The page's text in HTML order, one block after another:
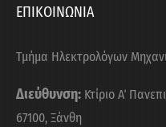
ΕΠΙΚΟΙΝΩΝΙΑ
Τμήμα Ηλεκτρολόγων
Διεύθυνση: Κτίριο Α΄
67100, Ξάνθη